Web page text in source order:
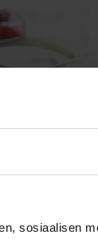
sosiaalisen